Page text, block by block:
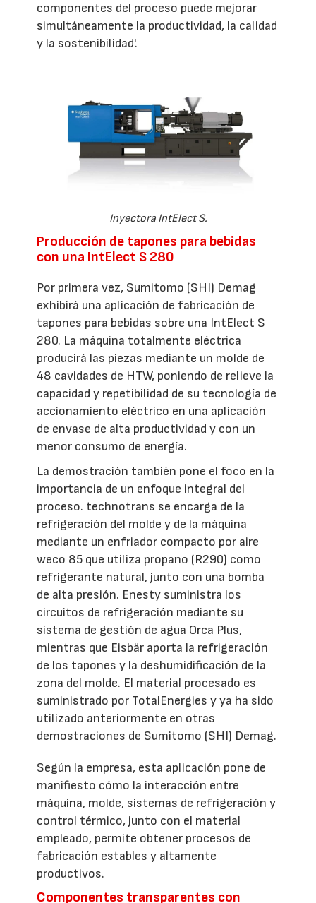
componentes del proceso puede mejorar
simultáneamente la productividad, la calidad
y la sostenibilidad'.
Inyectora IntElect S.
Producción de tapones para bebidas
con una IntElect S 280
Por primera vez, Sumitomo (SHI) Demag
exhibirá una aplicación de fabricación de
tapones para bebidas sobre una IntElect S
280. La máquina totalmente eléctrica
producirá las piezas mediante un molde de
48 cavidades de HTW, poniendo de relieve la
capacidad y repetibilidad de su tecnología de
accionamiento eléctrico en una aplicación
de envase de alta productividad y con un
menor consumo de energía.
La demostración también pone el foco en la
importancia de un enfoque integral del
proceso. technotrans se encarga de la
refrigeración del molde y de la máquina
mediante un enfriador compacto por aire
weco 85 que utiliza propano (R290) como
refrigerante natural, junto con una bomba
de alta presión. Enesty suministra los
circuitos de refrigeración mediante su
sistema de gestión de agua Orca Plus,
mientras que Eisbär aporta la refrigeración
de los tapones y la deshumidificación de la
zona del molde. El material procesado es
suministrado por TotalEnergies y ya ha sido
utilizado anteriormente en otras
demostraciones de Sumitomo (SHI) Demag.
Según la empresa, esta aplicación pone de
manifiesto cómo la interacción entre
máquina, molde, sistemas de refrigeración y
control térmico, junto con el material
empleado, permite obtener procesos de
fabricación estables y altamente
productivos.
Componentes transparentes con